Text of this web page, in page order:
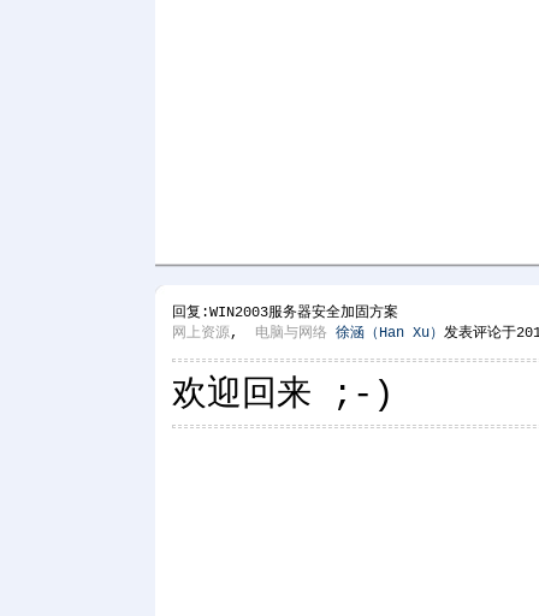
回复:WIN2003服务器安全加固方案
网上资源, 电脑与网络 徐涵（Han Xu） 发表评论于
欢迎回来 ;-)